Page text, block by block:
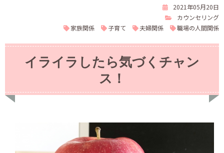
2021年05月20日
カウンセリング
家族関係
子育て 夫婦関係 職場の人間関係
イライラしたら気づくチャン
ス！